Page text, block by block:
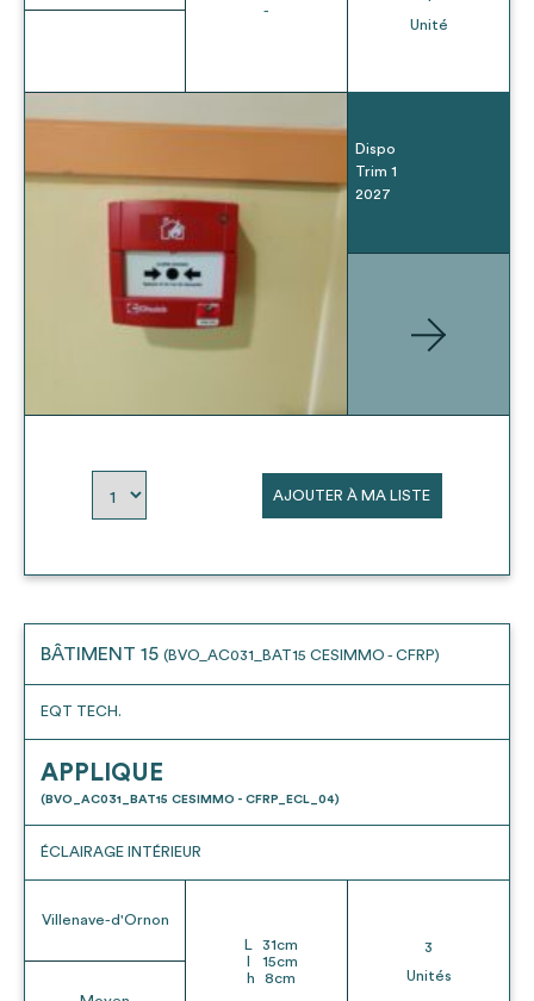
-
Unité
Dispo
Trim 1
2027
AJOUTER À MA LISTE
BÂTIMENT 15 (BVO_AC031_BAT15 CESIMMO - CFRP)
EQT TECH.
APPLIQUE
(BVO_AC031_BAT15 CESIMMO - CFRP_ECL_04)
ÉCLAIRAGE INTÉRIEUR
Villenave-d'Ornon
L 31cm
15cm
h
8cm
3
Unités